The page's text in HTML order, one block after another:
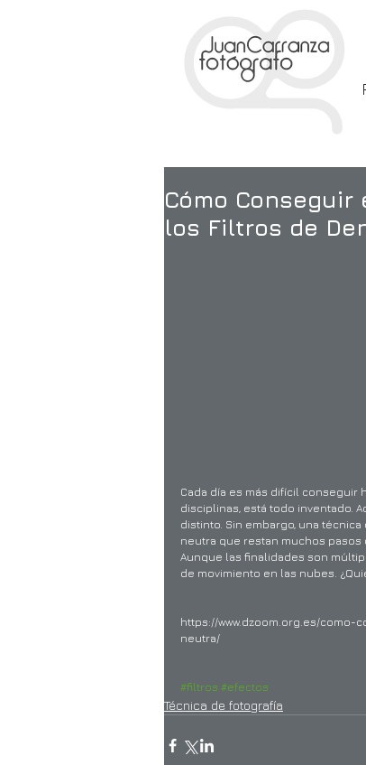
Cómo
los Filtros de
Cada día es más difícil conseguir
disciplinas, está todo inventado.
distinto. Sin embargo, una
neutra que restan muchos pasos
Aunque las finalidades son
de movimiento en las nubes.
https://www.dzoom.org.es/
neutra/
#filtros #efectos
Técnica de fotografía